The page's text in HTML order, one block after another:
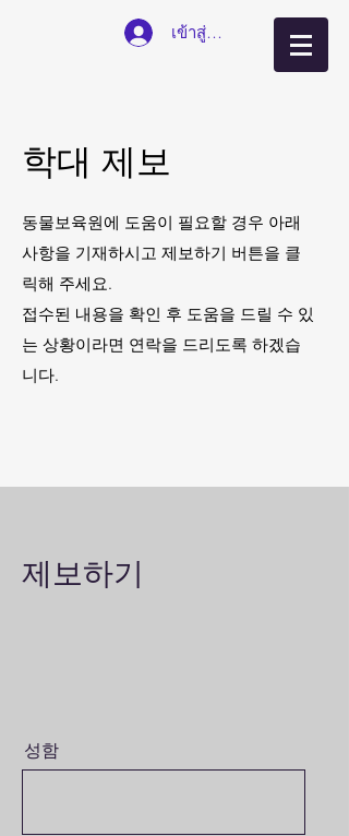
เข้าสู่ระบบ
​학대 제보
동물보육원에 도움이 필요할 경우 아래
사항을 기재하시고 제보하기 버튼을 클
릭해 주세요.
접수된 내용을 확인 후 도움을 드릴 수 있
는 상황이라면 연락을 드리도록 하겠습
니다.
​제보하기
성함